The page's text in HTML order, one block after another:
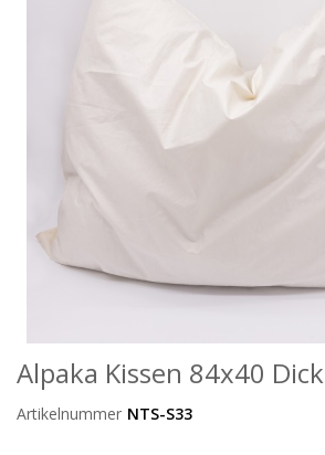
Alpaka Kissen 84x40 Dick
Artikelnummer NTS-S33